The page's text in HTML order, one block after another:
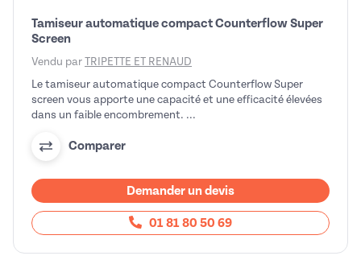
Tamiseur automatique compact Counterflow Super
Screen
Vendu par TRIPETTE ET RENAUD
Le tamiseur automatique compact Counterflow Super
screen vous apporte une capacité et une efficacité élevées
dans un faible encombrement. ...
Comparer
Demander un devis
01 81 80 50 69